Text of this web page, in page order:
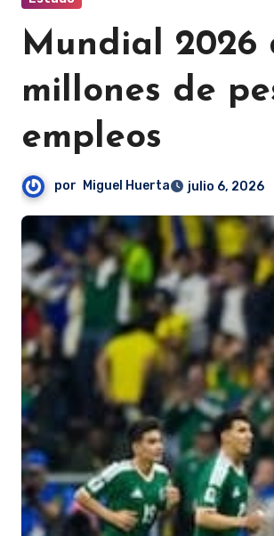
Mundial 2026
millones de
empleos
por Miguel Huerta julio 6, 2026